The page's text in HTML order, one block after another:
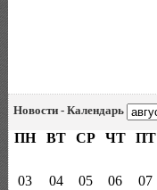
Новости - Календарь
ПН ВТ СР ЧТ ПТ
03
04 05 06 07